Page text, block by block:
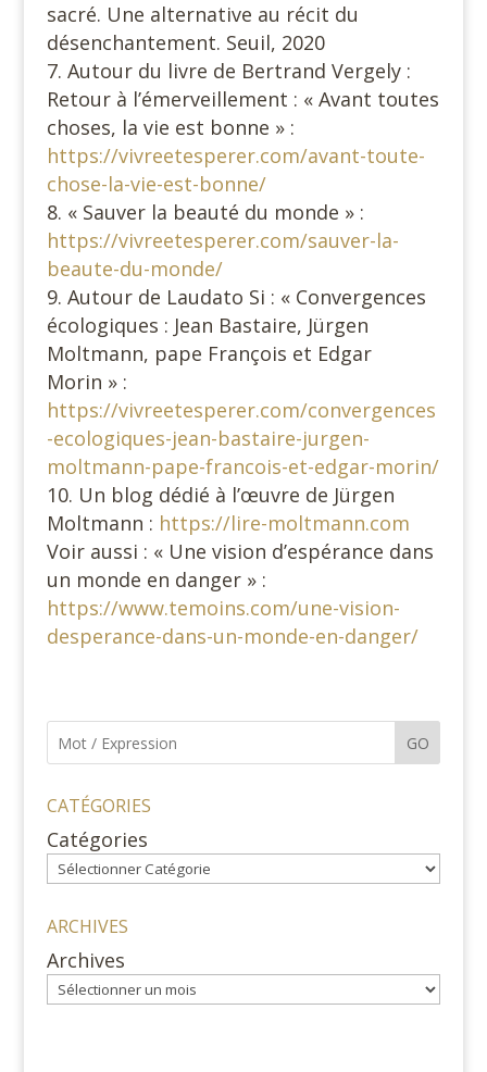
sacré. Une alternative au récit du
désenchantement. Seuil, 2020
Autour du livre de Bertrand Vergely :
Retour à l’émerveillement : « Avant toutes
choses, la vie est bonne » :
https://vivreetesperer.com/avant-toute-
chose-la-vie-est-bonne/
« Sauver la beauté du monde » :
https://vivreetesperer.com/sauver-la-
beaute-du-monde/
Autour de Laudato Si : « Convergences
écologiques : Jean Bastaire, Jürgen
Moltmann, pape François et Edgar
Morin » :
https://vivreetesperer.com/convergences
-ecologiques-jean-bastaire-jurgen-
moltmann-pape-francois-et-edgar-morin/
Un blog dédié à l’œuvre de Jürgen
Moltmann : https://lire-moltmann.com
Voir aussi : « Une vision d’espérance dans
un monde en danger » :
https://www.temoins.com/une-vision-
desperance-dans-un-monde-en-danger/
GO
CATÉGORIES
Catégories
ARCHIVES
Archives